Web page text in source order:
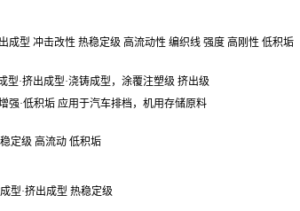
成型 冲击改性 热稳定级 高流动性 编织线 强度 高刚性 低积垢
型·挤出成型·浇铸成型，涂覆注塑级 挤出级
强·低积垢 应用于汽车排档，机用存储原料
定级 高流动 低积垢
型·挤出成型 热稳定级